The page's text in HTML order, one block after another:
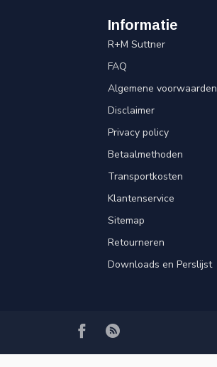
Informatie
R+M Suttner
FAQ
Algemene voorwaarden
Disclaimer
Privacy policy
Betaalmethoden
Transportkosten
Klantenservice
Sitemap
Retourneren
Downloads en Perslijst